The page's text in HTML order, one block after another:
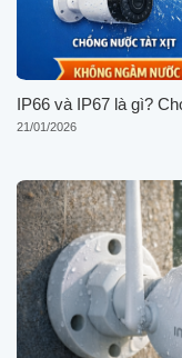
IP66 và IP67 là gì?
21/01/2026